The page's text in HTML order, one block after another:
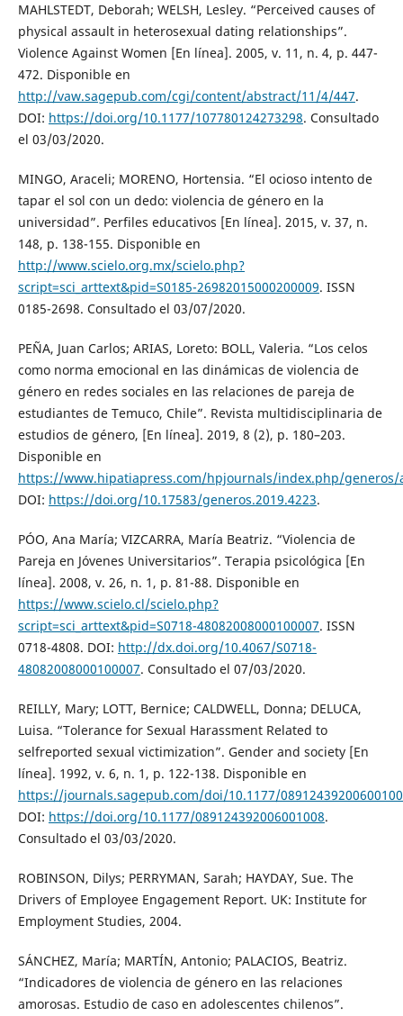
MAHLSTEDT, Deborah; WELSH, Lesley. “Perceived causes of
physical assault in heterosexual dating relationships”.
Violence Against Women [En línea]. 2005, v. 11, n. 4, p. 447-
472. Disponible en
http://vaw.sagepub.com/cgi/content/abstract/11/4/447.
DOI: https://doi.org/10.1177/107780124273298. Consultado
el 03/03/2020.
MINGO, Araceli; MORENO, Hortensia. “El ocioso intento de
tapar el sol con un dedo: violencia de género en la
universidad”. Perfiles educativos [En línea]. 2015, v. 37, n.
148, p. 138-155. Disponible en
http://www.scielo.org.mx/scielo.php?
script=sci_arttext&pid=S0185-26982015000200009. ISSN
0185-2698. Consultado el 03/07/2020.
PEÑA, Juan Carlos; ARIAS, Loreto: BOLL, Valeria. “Los celos
como norma emocional en las dinámicas de violencia de
género en redes sociales en las relaciones de pareja de
estudiantes de Temuco, Chile”. Revista multidisciplinaria de
estudios de género, [En línea]. 2019, 8 (2), p. 180–203.
Disponible en
https://www.hipatiapress.com/hpjournals/index.php/
DOI: https://doi.org/10.17583/generos.2019.4223.
PÓO, Ana María; VIZCARRA, María Beatriz. “Violencia de
Pareja en Jóvenes Universitarios”. Terapia psicológica [En
línea]. 2008, v. 26, n. 1, p. 81-88. Disponible en
https://www.scielo.cl/scielo.php?
script=sci_arttext&pid=S0718-48082008000100007. ISSN
0718-4808. DOI: http://dx.doi.org/10.4067/S0718-
48082008000100007. Consultado el 07/03/2020.
REILLY, Mary; LOTT, Bernice; CALDWELL, Donna; DELUCA,
Luisa. “Tolerance for Sexual Harassment Related to
selfreported sexual victimization”. Gender and society [En
línea]. 1992, v. 6, n. 1, p. 122-138. Disponible en
https://journals.sagepub.com/doi/10.1177/
DOI: https://doi.org/10.1177/089124392006001008.
Consultado el 03/03/2020.
ROBINSON, Dilys; PERRYMAN, Sarah; HAYDAY, Sue. The
Drivers of Employee Engagement Report. UK: Institute for
Employment Studies, 2004.
SÁNCHEZ, María; MARTÍN, Antonio; PALACIOS, Beatriz.
“Indicadores de violencia de género en las relaciones
amorosas. Estudio de caso en adolescentes chilenos”.